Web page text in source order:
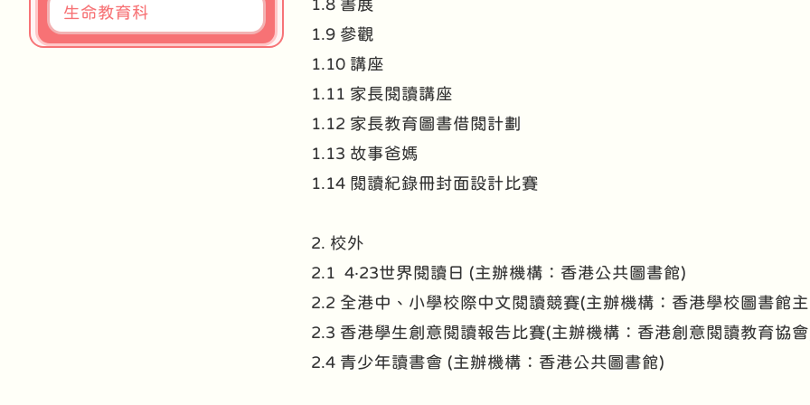
1.8 書展
1.9 參觀
1.10 講座
1.11 家長閱讀講座
1.12 家長教育圖書借閱計劃
1.13 故事爸媽
1.14 閱讀紀錄冊封面設計比賽
2. 校外
2.1 4‧23世界閱讀日 (主辦機構：香港公共圖書館)
2.2 全港中、小學校際中文閱讀競賽(主辦機構：香港學校圖書館
2.3 香港學生創意閱讀報告比賽(主辦機構：香港創意閱讀教育協
2.4 青少年讀書會 (主辦機構：香港公共圖書館)
生命教育科